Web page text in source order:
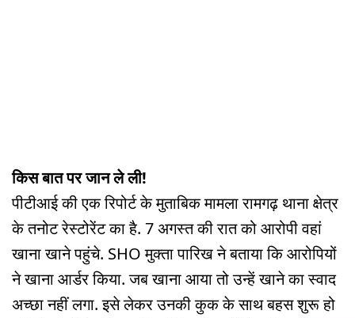
किस बात पर जान ले ली!
पीटीआई की एक रिपोर्ट के मुताबिक मामला रामगढ़ थाना क्षेत्र
के तनोट रेस्टोरेंट का है. 7 अगस्त की रात को आरोपी वहां
खाना खाने पहुंचे. SHO मुक्ता पारिख ने बताया कि आरोपियों
ने खाना आर्डर किया. जब खाना आया तो उन्हें खाने का स्वाद
अच्छा नहीं लगा. इसे लेकर उनकी कुक के साथ बहस शुरू हो